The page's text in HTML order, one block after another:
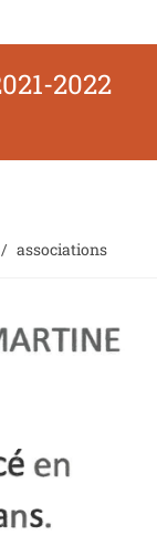
2022
/ associations